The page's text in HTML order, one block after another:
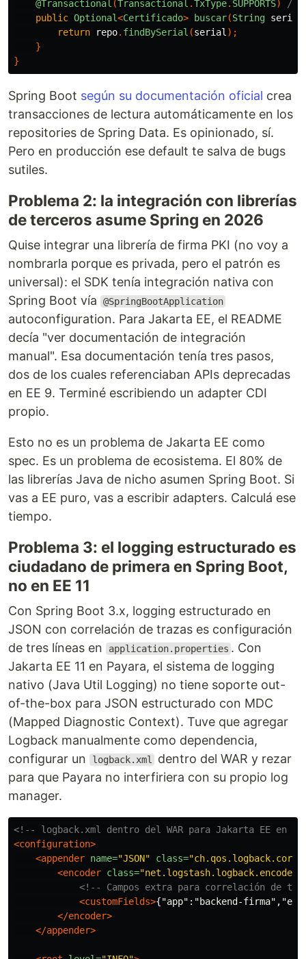
@Transactional (Transactional .TxType. SUPPORTS)
//
public Optional<Certificado> buscar(String serial
return
repo. findBySerial (serial );
}
}
Spring Boot según su documentación oficial crea
transacciones de lectura automáticamente en los
repositories de Spring Data. Es opinionado, sí.
Pero en producción ese default te salva de bugs
sutiles.
Problema 2: la integración con librerías
de terceros asume Spring en 2026
Quise integrar una librería de firma PKI (no voy a
nombrarla porque es privada, pero el patrón es
universal): el SDK tenía integración nativa con
Spring Boot vía
@SpringBootApplication
autoconfiguration. Para Jakarta EE, el README
decía "ver documentación de integración
manual". Esa documentación tenía tres pasos,
dos de los cuales referenciaban APIs deprecadas
en EE 9. Terminé escribiendo un adapter CDI
propio.
Esto no es un problema de Jakarta EE como
spec. Es un problema de ecosistema. El 80% de
las librerías Java de nicho asumen Spring Boot. Si
vas a EE puro, vas a escribir adapters. Calculá ese
tiempo.
Problema 3: el logging estructurado es
ciudadano de primera en Spring Boot,
no en EE 11
Con Spring Boot 3.x, logging estructurado en
JSON con correlación de trazas es configuración
de tres líneas en
application.properties . Con
Jakarta EE 11 en Payara, el sistema de logging
nativo (Java Util Logging) no tiene soporte out-
of-the-box para JSON estructurado con MDC
(Mapped Diagnostic Context). Tuve que agregar
Logback manualmente como dependencia,
configurar un
logback.xml
dentro del WAR y rezar
para que Payara no interfiriera con su propio log
manager.
<!-- logback.xml dentro del WAR para Jakarta EE en
<configuration>
<appender name="JSON" class=
<encoder class=
<!-- Campos extra para correlación de
<customFields>{"app":"backend-
</encoder>
</appender>